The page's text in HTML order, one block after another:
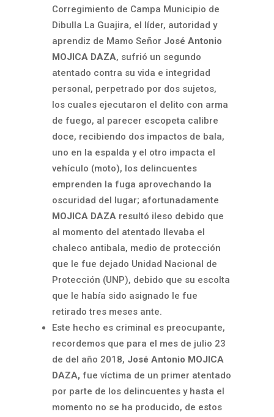
Corregimiento de Campa Municipio de
Dibulla La Guajira, el líder, autoridad y
aprendiz de Mamo Señor José Antonio
MOJICA DAZA, sufrió un segundo
atentado contra su vida e integridad
personal, perpetrado por dos sujetos,
los cuales ejecutaron el delito con arma
de fuego, al parecer escopeta calibre
doce, recibiendo dos impactos de bala,
uno en la espalda y el otro impacta el
vehículo (moto), los delincuentes
emprenden la fuga aprovechando la
oscuridad del lugar; afortunadamente
MOJICA DAZA resultó ileso debido que
al momento del atentado llevaba el
chaleco antibala, medio de protección
que le fue dejado Unidad Nacional de
Protección (UNP), debido que su escolta
que le había sido asignado le fue
retirado tres meses ante.
Este hecho es criminal es preocupante,
recordemos que para el mes de julio 23
de del año 2018, José Antonio MOJICA
DAZA, fue víctima de un primer atentado
por parte de los delincuentes y hasta el
momento no se ha producido, de estos